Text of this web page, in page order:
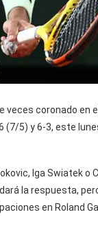
veces coronado en
(7/5) y 6-3, este
Iga Swiatek o
la respuesta,
en Roland